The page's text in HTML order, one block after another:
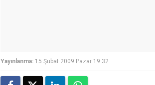
Yayınlanma: 15 Şubat 2009 Pazar 19:32